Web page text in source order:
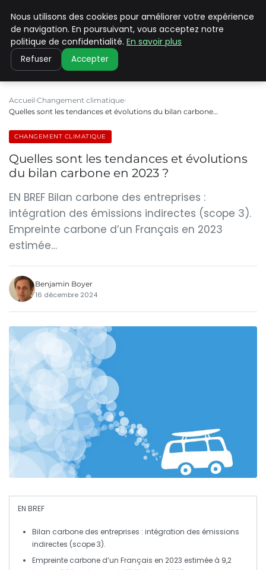
CLIMATE C ADVANCED
Accueil Changement climatique
Quelles sont les tendances et évolutions du bilan carbone…
CHANGEMENT CLIMATIQUE
Quelles sont les tendances et évolutions
du bilan carbone en 2023 ?
EN BREF Bilan carbone des entreprises :
intégration des émissions indirectes (scope 3).
Empreinte carbone d’un Français en 2023
estimée…
Benjamin Boyer
16 décembre 2024
EN BREF
Bilan carbone des entreprises : intégration des émissions
indirectes (scope 3).
Empreinte carbone d’un Français en 2023 estimée à 9,2
Nous utilisons des cookies pour améliorer votre expérience
de navigation. En poursuivant, vous acceptez notre
politique de confidentialité. En savoir plus
Refuser Accepter